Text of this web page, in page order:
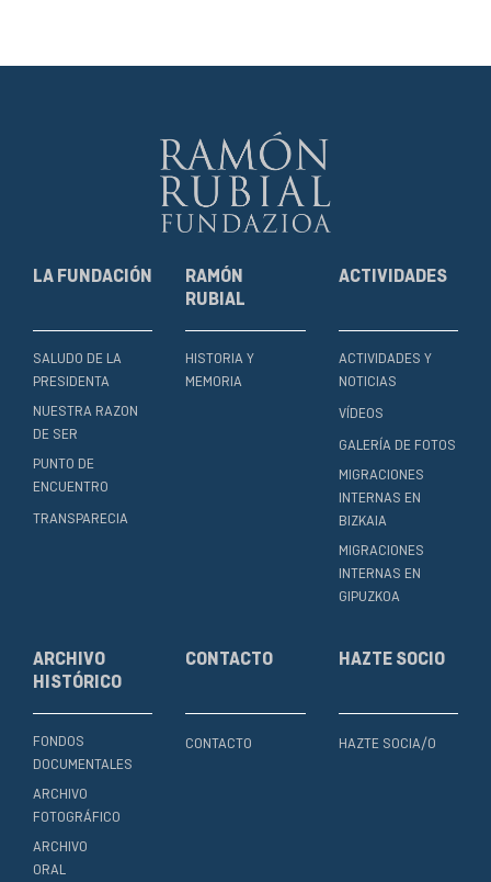
LA FUNDACIÓN
SALUDO DE LA
PRESIDENTA
NUESTRA RAZON
DE SER
PUNTO DE
ENCUENTRO
TRANSPARECIA
RAMÓN
RUBIAL
HISTORIA Y
MEMORIA
ACTIVIDADES
ACTIVIDADES Y
NOTICIAS
VÍDEOS
GALERÍA DE FOTOS
MIGRACIONES
INTERNAS EN
BIZKAIA
MIGRACIONES
INTERNAS EN
GIPUZKOA
ARCHIVO
HISTÓRICO
FONDOS
DOCUMENTALES
ARCHIVO
FOTOGRÁFICO
ARCHIVO
ORAL
CONTACTO
CONTACTO
HAZTE SOCIO
HAZTE SOCIA/O